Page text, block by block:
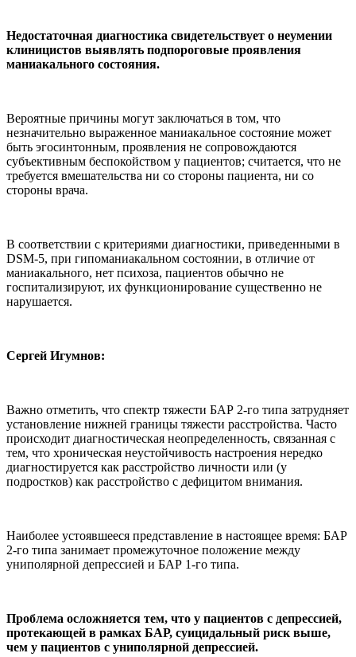
Недостаточная диагностика свидетельствует о неумении
клиницистов выявлять подпороговые проявления
маниакального состояния.
Вероятные причины могут заключаться в том, что
незначительно выраженное маниакальное состояние может
быть эгосинтонным, проявления не сопровождаются
субъективным беспокойством у пациентов; считается, что не
требуется вмешательства ни со стороны пациента, ни со
стороны врача.
В соответствии с критериями диагностики, приведенными в
DSM-5, при гипоманиакальном состоянии, в отличие от
маниакального, нет психоза, пациентов обычно не
госпитализируют, их функционирование существенно не
нарушается.
Сергей Игумнов:
Важно отметить, что спектр тяжести БАР 2-го типа затрудняет
установление нижней границы тяжести расстройства. Часто
происходит диагностическая неопределенность, связанная с
тем, что хроническая неустойчивость настроения нередко
диагностируется как расстройство личности или (у
подростков) как расстройство с дефицитом внимания.
Наиболее устоявшееся представление в настоящее время: БАР
2-го типа занимает промежуточное положение между
униполярной депрессией и БАР 1-го типа.
Проблема осложняется тем, что у пациентов с депрессией,
протекающей в рамках БАР, суицидальный риск выше,
чем у пациентов с униполярной депрессией.